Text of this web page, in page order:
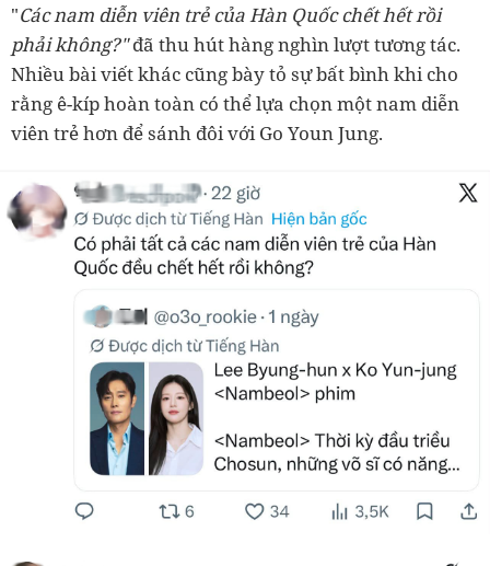
"Các nam diễn viên trẻ của Hàn Quốc chết hết rồi
phải không?"đã thu hút hàng nghìn lượt tương tác.
Nhiều bài viết khác cũng bày tỏ sự bất bình khi cho
rằng ê-kíp hoàn toàn có thể lựa chọn một nam diễn
viên trẻ hơn để sánh đôi với Go Youn Jung.